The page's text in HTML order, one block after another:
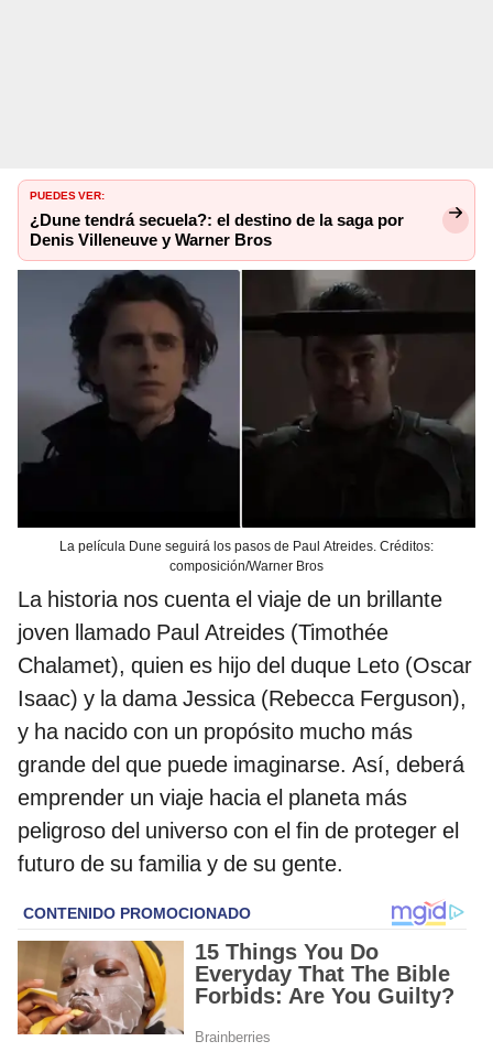
PUEDES VER:
¿Dune tendrá secuela?: el destino de la saga por
Denis Villeneuve y Warner Bros
La película Dune seguirá los pasos de Paul Atreides. Créditos:
composición/Warner Bros
La historia nos cuenta el viaje de un brillante
joven llamado Paul Atreides (Timothée
Chalamet), quien es hijo del duque Leto (Oscar
Isaac) y la dama Jessica (Rebecca Ferguson),
y ha nacido con un propósito mucho más
grande del que puede imaginarse. Así, deberá
emprender un viaje hacia el planeta más
peligroso del universo con el fin de proteger el
futuro de su familia y de su gente.